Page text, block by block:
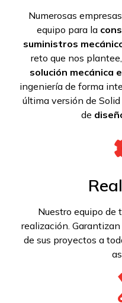
Numerosas
equipo para la
suministros
reto que nos
solución mecánica
ingeniería de forma
última versión de
de
Nuestro equipo de
realización. Garantizan
de sus proyectos a